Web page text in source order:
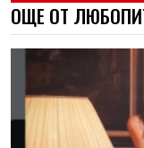
ОЩЕ ОТ